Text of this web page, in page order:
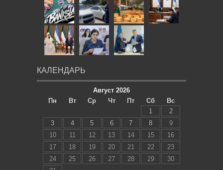
КАЛЕНДАРЬ
Август 2026
Пн
Вт Ср Чт Пт Сб
Вс
1
2
3
4 5 6 7 8
9
10
11 12 13 14 15
16
17
18 19 20 21 22
23
24
25 26 27 28 29
30